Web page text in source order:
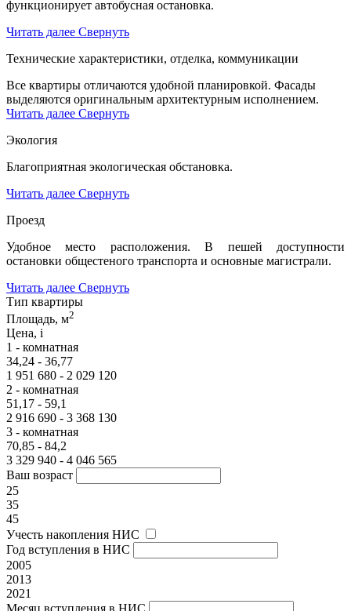
функционирует автобусная остановка.
Читать далее Свернуть
Технические характеристики, отделка, коммуникации
Все квартиры отличаются удобной планировкой. Фасады
выделяются оригинальным архитектурным исполнением.
Читать далее Свернуть
Экология
Благоприятная экологическая обстановка.
Читать далее Свернуть
Проезд
Удобное место расположения. В пешей доступности
остановки общестеного транспорта и основные магистрали.
Читать далее Свернуть
Тип квартиры
Площадь, м2
Цена, i
1 - комнатная
34,24 - 36,77
1 951 680 - 2 029 120
2 - комнатная
51,17 - 59,1
2 916 690 - 3 368 130
3 - комнатная
70,85 - 84,2
3 329 940 - 4 046 565
Ваш возраст
25
35
45
Учесть накопления НИС
Год вступления в НИС
2005
2013
2021